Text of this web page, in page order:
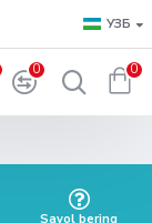
УЗБ
0 0
Savol bering